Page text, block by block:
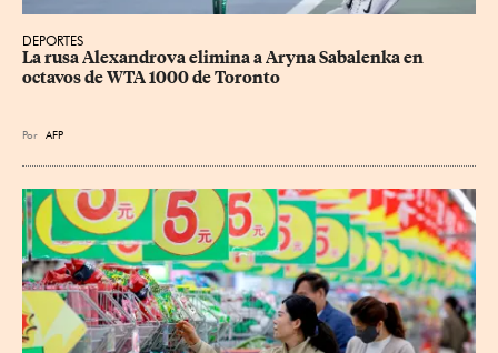
DEPORTES
La rusa Alexandrova elimina a Aryna Sabalenka en
octavos de WTA 1000 de Toronto
Por AFP